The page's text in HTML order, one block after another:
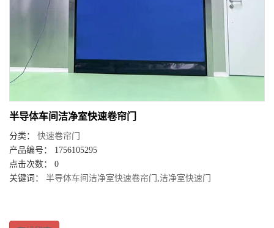
半导体车间洁净室快速卷帘门
分类： 快速卷帘门
产品编号： 1756105295
点击次数： 0
关键词： 半导体车间洁净室快速卷帘门 洁净室快速门